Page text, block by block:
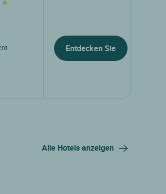
Entdecken Sie
Alle Hotels anzeigen